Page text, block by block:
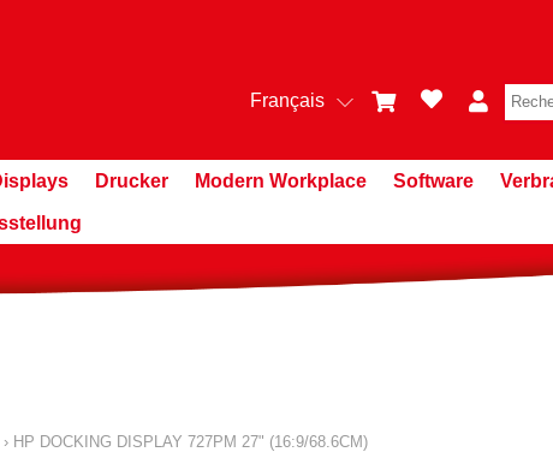
Français
Drucker Modern Workplace Software
› HP DOCKING DISPLAY 727PM 27" (16:9/68.6CM)